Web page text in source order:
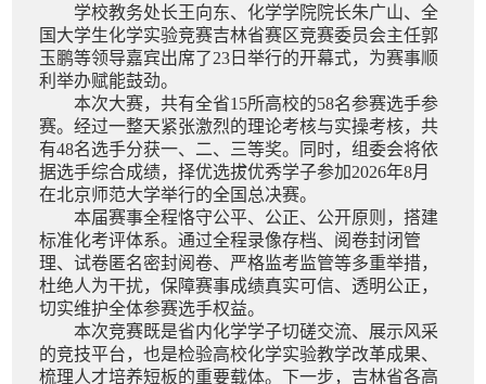
学校教务处长王向东、化学学院院长朱广山、全
国大学生化学实验竞赛吉林省赛区竞赛委员会主任郭
玉鹏等领导嘉宾出席了23日举行的开幕式，为赛事顺
利举办赋能鼓劲。
本次大赛，共有全省15所高校的58名参赛选手参
赛。经过一整天紧张激烈的理论考核与实操考核，共
有48名选手分获一、二、三等奖。同时，组委会将依
据选手综合成绩，择优选拔优秀学子参加2026年8月
在北京师范大学举行的全国总决赛。
本届赛事全程恪守公平、公正、公开原则，搭建
标准化考评体系。通过全程录像存档、阅卷封闭管
理、试卷匿名密封阅卷、严格监考监管等多重举措，
杜绝人为干扰，保障赛事成绩真实可信、透明公正，
切实维护全体参赛选手权益。
本次竞赛既是省内化学学子切磋交流、展示风采
的竞技平台，也是检验高校化学实验教学改革成果、
梳理人才培养短板的重要载体。下一步，吉林省各高